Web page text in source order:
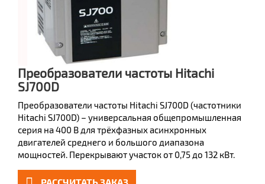
Преобразователи частоты Hitachi
SJ700D
Преобразователи частоты Hitachi SJ700D (частотники
Hitachi SJ700D) – универсальная общепромышленная
серия на 400 В для трёхфазных асинхронных
двигателей среднего и большого диапазона
мощностей. Перекрывают участок от 0,75 до 132 кВт.